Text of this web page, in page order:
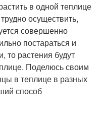
в одной теплице
осуществить,
совершенно
постараться и
то растения будут
Поделюсь своим
в теплице в разных
способ